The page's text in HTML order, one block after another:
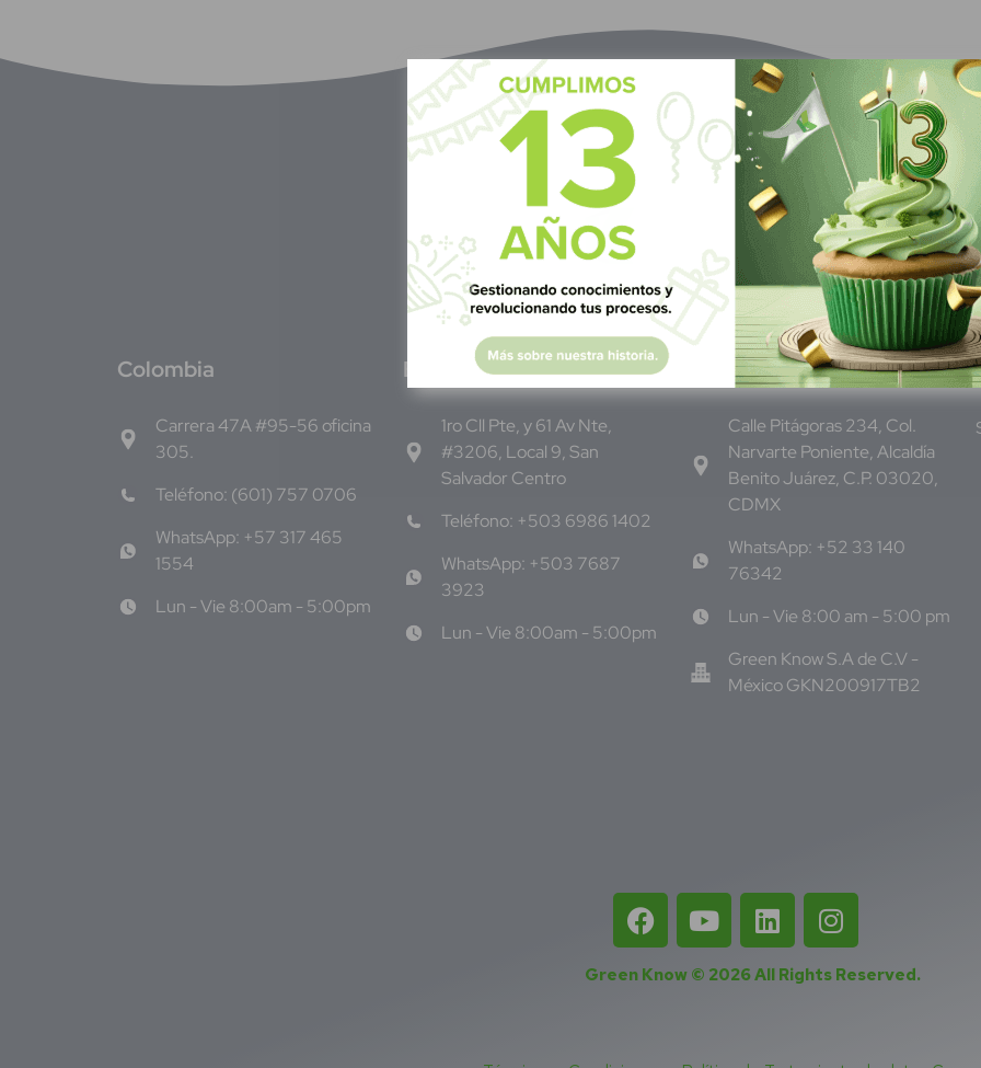
Colombia
Carrera 47A #95-56 oficina
305.
Teléfono: (601) 757 0706
WhatsApp: +57 317 465
1554
Lun - Vie 8:00am - 5:00pm
E l Salvador
1ro Cll Pte, y 61 Av Nte,
#3206, Local 9, San
Salvador Centro
Teléfono: +503 6986 1402
WhatsApp: +503 7687
3923
Lun - Vie 8:00am - 5:00pm
éxico
Calle Pitágoras 234, Col.
Narvarte Poniente, Alcaldía
Benito Juárez, C.P. 03020,
CDMX
WhatsApp: +52 33 140
76342
Lun - Vie 8:00 am - 5:00 pm
Green Know S.A de C.V -
México GKN200917TB2
Green Know © 2026All Rights Reserved.